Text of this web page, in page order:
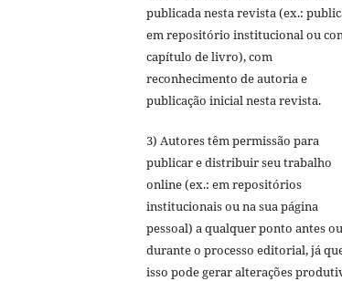
publicada nesta revista (ex.:
em repositório institucional ou
capítulo de livro), com
reconhecimento de autoria e
publicação inicial nesta revista.
3) Autores têm permissão para
publicar e distribuir seu trabalho
online (ex.: em repositórios
institucionais ou na sua página
pessoal) a qualquer ponto antes ou
durante o processo editorial, já
isso pode gerar alterações